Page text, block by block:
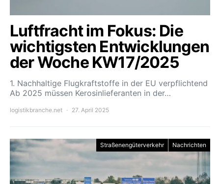
Luftfracht im Fokus: Die
wichtigsten Entwicklungen
der Woche KW17/2025
1. Nachhaltige Flugkraftstoffe in der EU verpflichtend
Ab 2025 müssen Kerosinlieferanten in der…
logistikbranche.net 27. April 2025
Straßenengüterverkehr Nachrichten